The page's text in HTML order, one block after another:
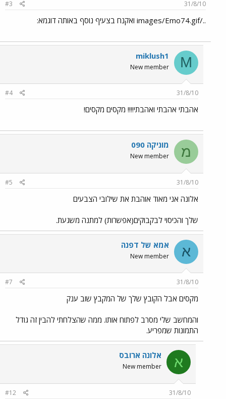
31/8/10
#3
../images/Emo74.gif ואקנח בצעיף נוסף באותה דוגמא:
M
miklush1
New member
31/8/10
#4
אהבתי אהבתי ואהבתי!!!! מקסים מקסים!
מ מוניקה 090
New member
31/8/10
#5
אלונה אני מאוד אוהבת את שילובי הצבעים
שלך והכיסוי לבקבוקים(אפשרות) למתנה משגעת.
א אמא של דפנה
New member
31/8/10
#7
מקסים אבל הקובץ שלך של המקבץ שוב ענק
והמחשב שלי מסרב לפתוח אותו. ממה שהצלחתי להבין זה גודל
התמונות שמפריע.
א אלונה ארובס
New member
31/8/10
#12